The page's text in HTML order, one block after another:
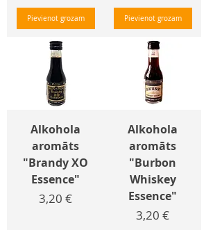
Pievienot grozam Pievienot grozam
Alkohola
aromāts
"Brandy XO
Essence"
Cena
3,20 €
Alkohola
aromāts
"Burbon
Whiskey
Essence"
Cena
3,20 €